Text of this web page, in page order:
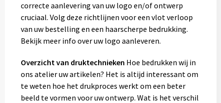
correcte aanlevering van uw logo en/of ontwerp
cruciaal. Volg deze richtlijnen voor een vlot verloop
van uw bestelling en een haarscherpe bedrukking.
Bekijk meer info over uw logo aanleveren.
Overzicht van druktechnieken Hoe bedrukken wij in
ons atelier uw artikelen? Het is altijd interessant om
te weten hoe het drukproces werkt om een beter
beeld te vormen voor uw ontwerp. Wat is het verschil